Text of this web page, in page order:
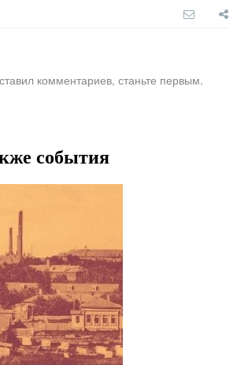
комментариев, станьте первым.
события